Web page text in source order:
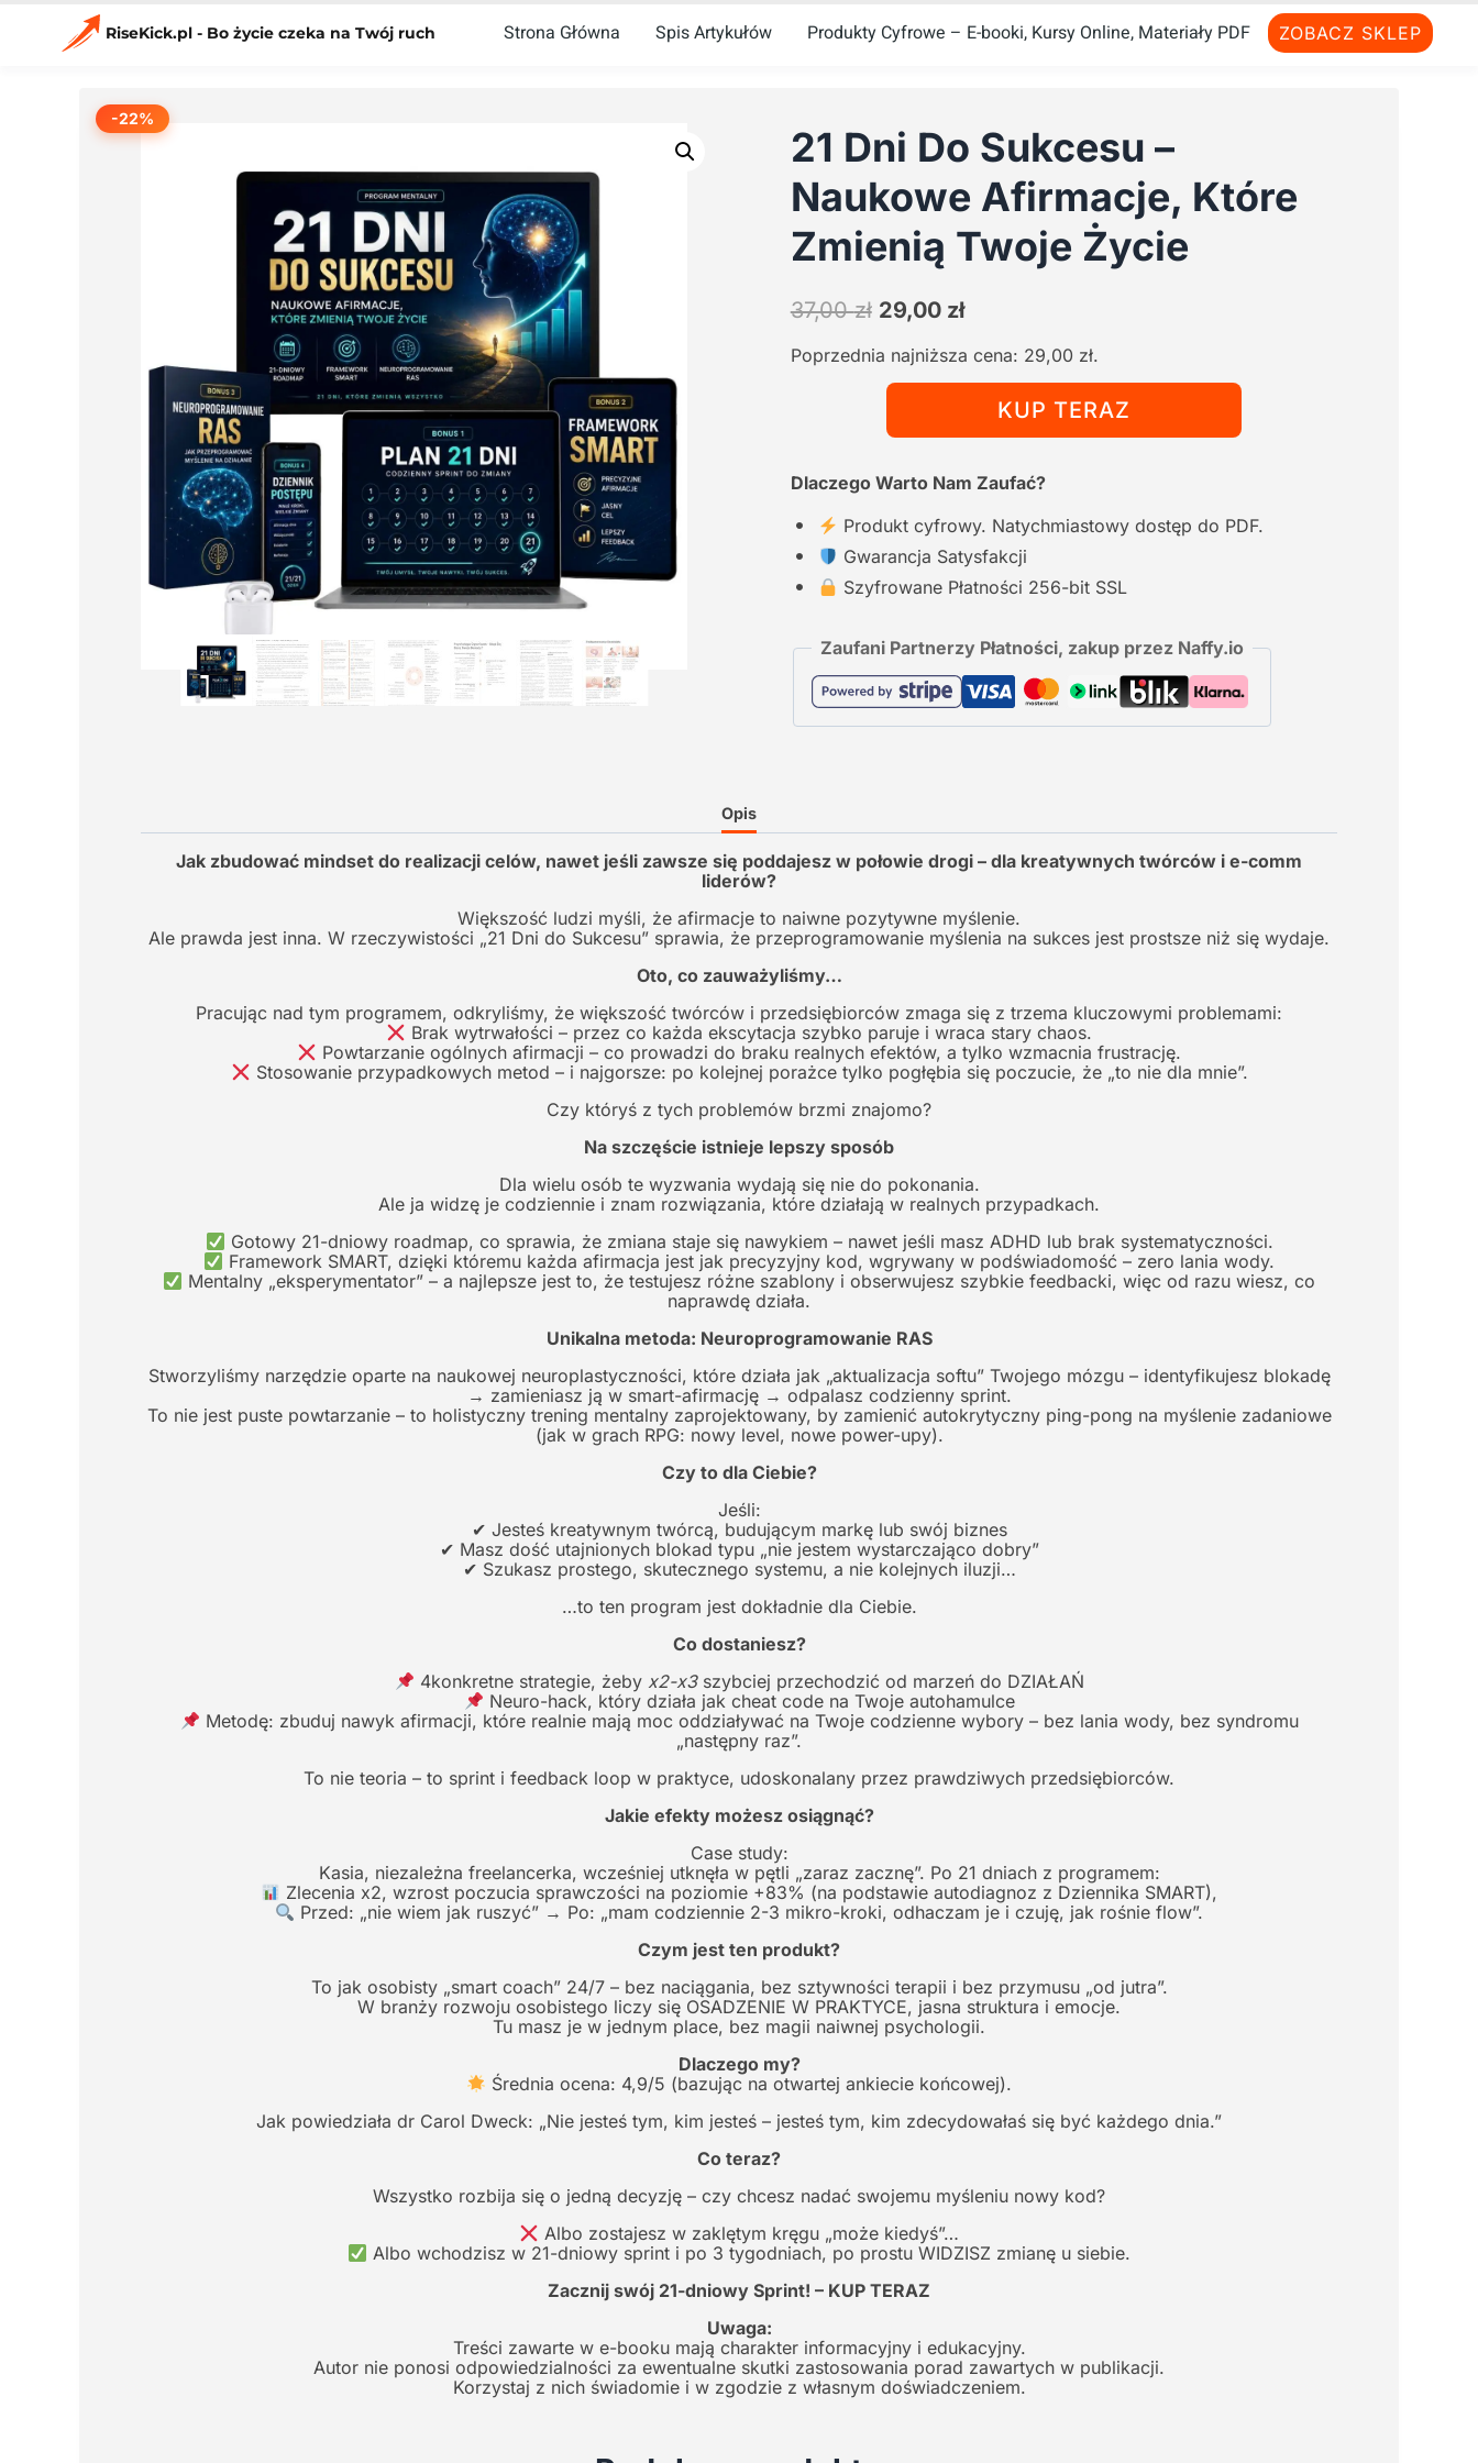
RiseKick.pl - Bo życie czeka na Twój ruch Strona Główna Spis Artykułów Produkty Cyfrowe – E-booki, Kursy Online, Materiały PDF ZOBACZ SKLEP
-22%
21 Dni Do Sukcesu –
Naukowe Afirmacje, Które
Zmienią Twoje Życie
37,00zł Pierwotna
wynosiła:
37,00 zł.
29,00 złAktualna
wynosi:
29,00 zł.
Poprzednia najniższa cena: 29,00 zł.
KUP TERAZ
Dlaczego Warto Nam Zaufać?
Produkt cyfrowy. Natychmiastowy dostęp do PDF.
Gwarancja Satysfakcji
Szyfrowane Płatności 256-bit SSL
Zaufani Partnerzy Płatności, zakup przez Naffy.io
Opis
Jak zbudować mindset do realizacji celów, nawet jeśli zawsze się poddajesz w połowie drogi – dla kreatywnych twórców i e-comm
liderów?
Większość ludzi myśli, że afirmacje to naiwne pozytywne myślenie.
Ale prawda jest inna. W rzeczywistości „21 Dni do Sukcesu” sprawia, że przeprogramowanie myślenia na sukces jest prostsze niż się wydaje.
Oto, co zauważyliśmy…
Pracując nad tym programem, odkryliśmy, że większość twórców i przedsiębiorców zmaga się z trzema kluczowymi problemami:
Brak wytrwałości – przez co każda ekscytacja szybko paruje i wraca stary chaos.
Powtarzanie ogólnych afirmacji – co prowadzi do braku realnych efektów, a tylko wzmacnia frustrację.
Stosowanie przypadkowych metod – i najgorsze: po kolejnej porażce tylko pogłębia się poczucie, że „to nie dla mnie”.
Czy któryś z tych problemów brzmi znajomo?
Na szczęście istnieje lepszy sposób
Dla wielu osób te wyzwania wydają się nie do pokonania.
Ale ja widzę je codziennie i znam rozwiązania, które działają w realnych przypadkach.
Gotowy 21-dniowy roadmap, co sprawia, że zmiana staje się nawykiem – nawet jeśli masz ADHD lub brak systematyczności.
Framework SMART, dzięki któremu każda afirmacja jest jak precyzyjny kod, wgrywany w podświadomość – zero lania wody.
Mentalny „eksperymentator” – a najlepsze jest to, że testujesz różne szablony i obserwujesz szybkie feedbacki, więc od razu wiesz, co
naprawdę działa.
Unikalna metoda: Neuroprogramowanie RAS
Stworzyliśmy narzędzie oparte na naukowej neuroplastyczności, które działa jak „aktualizacja softu” Twojego mózgu – identyfikujesz blokadę
→ zamieniasz ją w smart-afirmację → odpalasz codzienny sprint.
To nie jest puste powtarzanie – to holistyczny trening mentalny zaprojektowany, by zamienić autokrytyczny ping-pong na myślenie zadaniowe
(jak w grach RPG: nowy level, nowe power-upy).
Czy to dla Ciebie?
Jeśli:
✔ Jesteś kreatywnym twórcą, budującym markę lub swój biznes
✔ Masz dość utajnionych blokad typu „nie jestem wystarczająco dobry”
✔ Szukasz prostego, skutecznego systemu, a nie kolejnych iluzji…
…to ten program jest dokładnie dla Ciebie.
Co dostaniesz?
4konkretne strategie, żeby x2-x3szybciej przechodzić od marzeń do DZIAŁAŃ
Neuro-hack, który działa jak cheat code na Twoje autohamulce
Metodę: zbuduj nawyk afirmacji, które realnie mają moc oddziaływać na Twoje codzienne wybory – bez lania wody, bez syndromu
„następny raz”.
To nie teoria – to sprint i feedback loop w praktyce, udoskonalany przez prawdziwych przedsiębiorców.
Jakie efekty możesz osiągnąć?
Case study:
Kasia, niezależna freelancerka, wcześniej utknęła w pętli „zaraz zacznę”. Po 21 dniach z programem:
Zlecenia x2, wzrost poczucia sprawczości na poziomie +83% (na podstawie autodiagnoz z Dziennika SMART),
Przed: „nie wiem jak ruszyć” → Po: „mam codziennie 2-3 mikro-kroki, odhaczam je i czuję, jak rośnie flow”.
Czym jest ten produkt?
To jak osobisty „smart coach” 24/7 – bez naciągania, bez sztywności terapii i bez przymusu „od jutra”.
W branży rozwoju osobistego liczy się OSADZENIE W PRAKTYCE, jasna struktura i emocje.
Tu masz je w jednym place, bez magii naiwnej psychologii.
Dlaczego my?
Średnia ocena: 4,9/5 (bazując na otwartej ankiecie końcowej).
Jak powiedziała dr Carol Dweck: „Nie jesteś tym, kim jesteś – jesteś tym, kim zdecydowałaś się być każdego dnia.”
Co teraz?
Wszystko rozbija się o jedną decyzję – czy chcesz nadać swojemu myśleniu nowy kod?
Albo zostajesz w zaklętym kręgu „może kiedyś”…
Albo wchodzisz w 21-dniowy sprint i po 3 tygodniach, po prostu WIDZISZ zmianę u siebie.
Zacznij swój 21-dniowy Sprint! – KUP TERAZ
Uwaga:
Treści zawarte w e-booku mają charakter informacyjny i edukacyjny.
Autor nie ponosi odpowiedzialności za ewentualne skutki zastosowania porad zawartych w publikacji.
Korzystaj z nich świadomie i w zgodzie z własnym doświadczeniem.